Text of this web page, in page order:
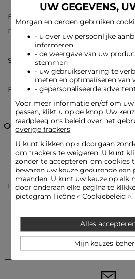
Beschrijving
Dit horloge belichaamt
wijzerplaat, perfect voor een
armband siert de pols met een
De zorgvuldig uitgewerkte details
die elke outfit met gratie verheft.
Onderhoudsadvies
Was het horloge met de hand met
doek. Machinewas wordt sterk
van de droger. Strijken wordt niet
product.
Referentie: 32536311050720104 PR-24-
Categorie :Horloges vrouw
Kleur :Horloges vrouw metaalkleurig
Samenstelling & onderhoud
Bezorging & Retourzending
Ontdek ook
Horloges
Home Accessoires Vrouw
Horloge Couleur Argent Vrouw
UW GEGEVENS,
Morgan en derden gebruiken
- u over uw persoonlijke
informeren
- de weergave van uw
stemmen
- uw gebruikservaring te
meten en optimaliseren van
- gepersonaliseerde
Voor meer informatie en/of om
passen, klikt u op de knop ‘Uw
raadpleegons beleid over het
overige trackers
U kunt klikken op « doorgaan
om trackers te weigeren. U kunt
zonder te accepteren’ om cookies
bewaren uw keuze gedurende een
maanden. U kunt uw keuze op elk
door onderaan elke pagina te
pictogram l’icône « Cookiebeleid ».
Alles
Mijn keuzes